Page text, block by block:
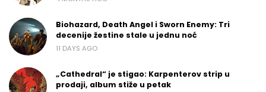
Biohazard, Death Angel i Sworn Enemy: Tri
decenije žestine stale u jednu noć
11 DAYS AGO
„Cathedral“ je stigao: Karpenterov strip u
prodaji, album stiže u petak